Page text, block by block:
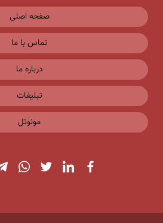
صفحه اصلی
تماس با ما
درباره ما
تبلیغات
مونوتل